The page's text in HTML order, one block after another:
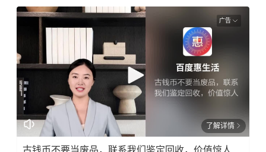
广告
了解详情